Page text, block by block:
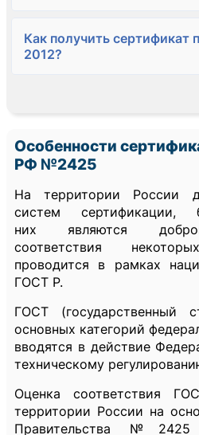
Как получить сертификат
2012?
Особенности
РФ №2425
На территории России
систем
них являются
соответствия
проводится в рамках
ГОСТ Р.
ГОСТ (государственный
основных категорий
вводятся в действие
техническому
Оценка соответствия
территории России на
Правительства №2425